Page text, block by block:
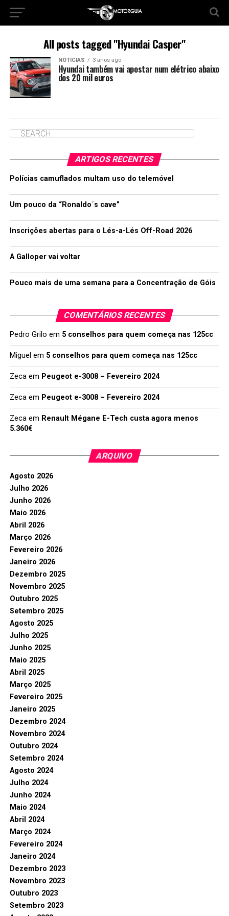
All posts tagged "Hyundai Casper"
NOTÍCIAS 3 anos ago
Hyundai também vai apostar num elétrico abaixo
dos 20 mil euros
ARTIGOS RECENTES
Polícias camuflados multam uso do telemóvel
Um pouco da “Ronaldo´s cave”
Inscrições abertas para o Lés-a-Lés Off-Road 2026
A Galloper vai voltar
Pouco mais de uma semana para a Concentração de Góis
COMENTÁRIOS RECENTES
Pedro Grilo em 5 conselhos para quem começa nas 125cc
Miguel em 5 conselhos para quem começa nas 125cc
Zecaem Peugeot e-3008 – Fevereiro 2024
Zecaem Peugeot e-3008 – Fevereiro 2024
Zecaem Renault Mégane E-Tech custa agora menos
5.360€
ARQUIVO
Agosto 2026
Julho 2026
Junho 2026
Maio 2026
Abril 2026
Março 2026
Fevereiro 2026
Janeiro 2026
Dezembro 2025
Novembro 2025
Outubro 2025
Setembro 2025
Agosto 2025
Julho 2025
Junho 2025
Maio 2025
Abril 2025
Março 2025
Fevereiro 2025
Janeiro 2025
Dezembro 2024
Novembro 2024
Outubro 2024
Setembro 2024
Agosto 2024
Julho 2024
Junho 2024
Maio 2024
Abril 2024
Março 2024
Fevereiro 2024
Janeiro 2024
Dezembro 2023
Novembro 2023
Outubro 2023
Setembro 2023